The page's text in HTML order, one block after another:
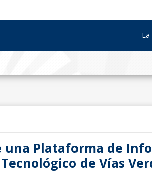
La
una Plataforma de
de Vías